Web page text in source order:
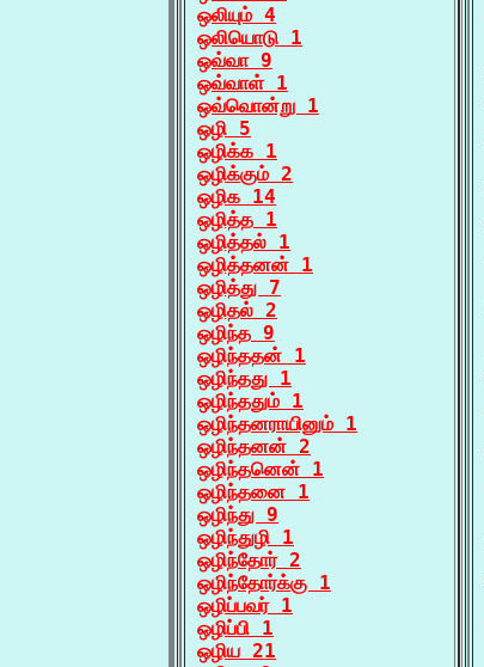
ஒலியும் 4
ஒலியொடு 1
ஒவ்வா 9
ஒவ்வாள் 1
ஒவ்வொன்று 1
ஒழி 5
ஒழிக்க 1
ஒழிக்கும் 2
ஒழிக 14
ஒழித்த 1
ஒழித்தல் 1
ஒழித்தனன் 1
ஒழித்து 7
ஒழிதல் 2
ஒழிந்த 9
ஒழிந்ததன் 1
ஒழிந்தது 1
ஒழிந்ததும் 1
ஒழிந்தனராயினும் 1
ஒழிந்தனன் 2
ஒழிந்தனென் 1
ஒழிந்தனை 1
ஒழிந்து 9
ஒழிந்துழி 1
ஒழிந்தோர் 2
ஒழிந்தோர்க்கு 1
ஒழிப்பவர் 1
ஒழிப்பி 1
ஒழிய 21